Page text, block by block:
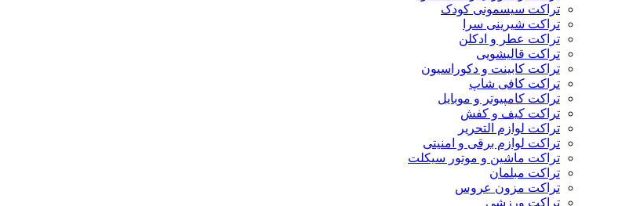
تراکت سیسمونی کودک
تراکت شیرینی سرا
تراکت عطر و ادکلن
تراکت قالیشویی
تراکت کابینت و دکوراسیون
تراکت کافی شاپ
تراکت کامپیوتر و موبایل
تراکت کیف و کفش
تراکت لوازم التحریر
تراکت لوازم برقی و امنیتی
تراکت ماشین و موتور سیکلت
تراکت مبلمان
تراکت مزون عروس
تراکت ورزشی